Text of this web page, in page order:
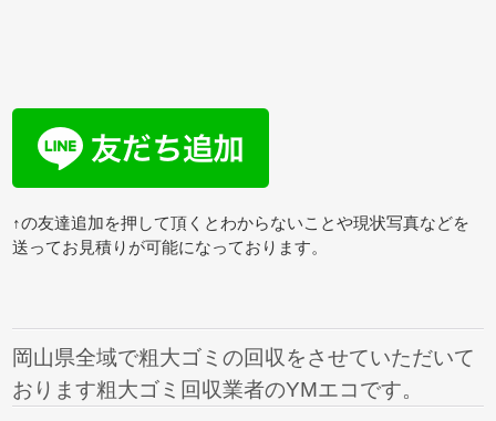
↑の友達追加を押して頂くとわからないことや現状写真などを
送ってお見積りが可能になっております。
岡山県全域で粗大ゴミの回収をさせていただいて
おります粗大ゴミ回収業者のYMエコです。